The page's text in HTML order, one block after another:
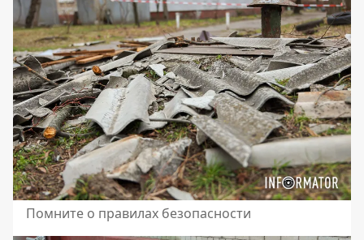
Помните о правилах безопасности